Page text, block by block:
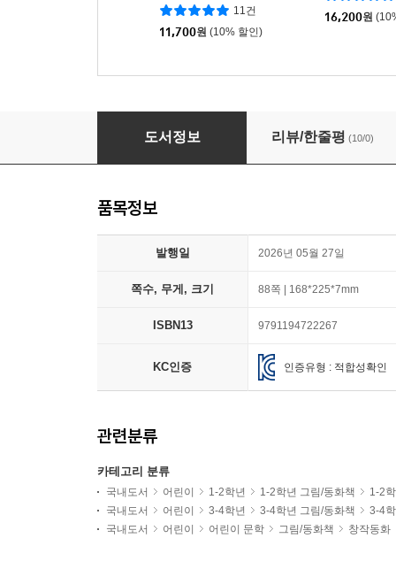
11건
11,700원 (10% 할인)
16,200원
번쩍 씨네 조명 가게
도서정보 리뷰/한줄평 (10/0)
품목정보
발행일 2026년 05월 27일
쪽수, 무게, 크기 88쪽 | 168*225*7mm
ISBN13 9791194722267
KC인증 인증유형 : 적합성확인
관련분류
카테고리 분류
국내도서 어린이 1-2학년 1-2학년 그림/동화책
1-2
국내도서
어린이 3-4학년 3-4학년 그림/동화책
3-4
국내도서
어린이 어린이 문학 그림/동화책 창작동화